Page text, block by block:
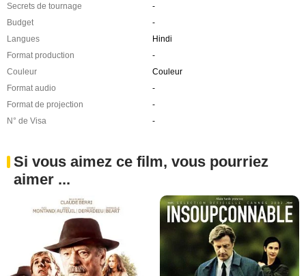
Secrets de tournage
-
Budget
-
Langues
Hindi
Format production
-
Couleur
Couleur
Format audio
-
Format de projection
-
N° de Visa
-
Si vous aimez ce film, vous pourriez
aimer ...